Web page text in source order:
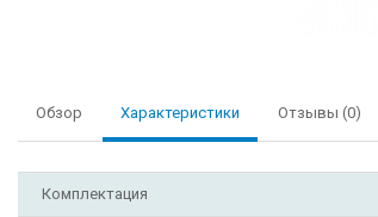
Обзор Характеристики Отзывы (0)
Комплектация